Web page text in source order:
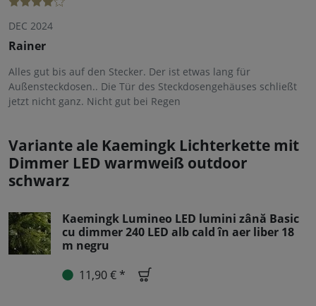
DEC 2024
Rainer
Alles gut bis auf den Stecker. Der ist etwas lang für
Außensteckdosen.. Die Tür des Steckdosengehäuses schließt
jetzt nicht ganz. Nicht gut bei Regen
Variante ale Kaemingk Lichterkette mit
Dimmer LED warmweiß outdoor
schwarz
Kaemingk Lumineo LED lumini zână Basic
cu dimmer 240 LED alb cald în aer liber 18
m negru
11,90 € *